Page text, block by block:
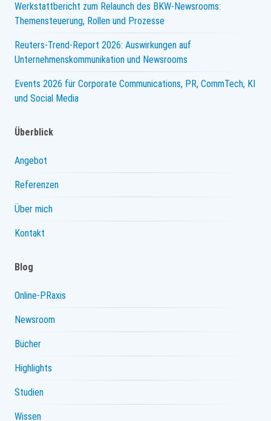
Werkstattbericht zum Relaunch des BKW-Newsrooms:
Themensteuerung, Rollen und Prozesse
Reuters-Trend-Report 2026: Auswirkungen auf
Unternehmenskommunikation und Newsrooms
Events 2026 für Corporate Communications, PR, CommTech, KI
und Social Media
Überblick
Angebot
Referenzen
Über mich
Kontakt
Blog
Online-PRaxis
Newsroom
Bücher
Highlights
Studien
Wissen